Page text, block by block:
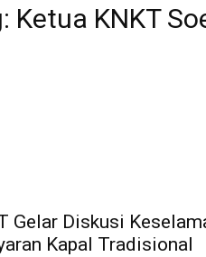
Ketua KNKT
Gelar Diskusi
Kapal Tradisional